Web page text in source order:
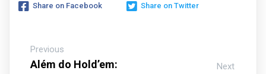
Share on Facebook Share on Twitter
Previous
Além do Hold’em:
Next